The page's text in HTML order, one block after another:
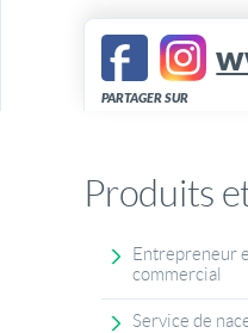
PARTAGER SUR
Produits
Entrepreneur
commercial
Service de